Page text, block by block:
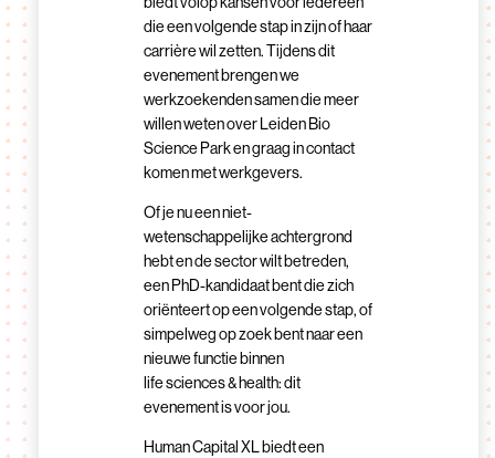
die een volgende stap in zijn of haar
carrière wil zetten. Tijdens dit
evenement brengen we
werkzoekenden samen die meer
willen weten over Leiden Bio
Science Park en graag in contact
komen met werkgevers.
Of je nu een niet-
wetenschappelijke achtergrond
hebt en de sector wilt betreden,
een PhD-kandidaat bent die zich
oriënteert op een volgende stap, of
simpelweg op zoek bent naar een
nieuwe functie binnen
life sciences & health: dit
evenement is voor jou.
Human Capital XL biedt een